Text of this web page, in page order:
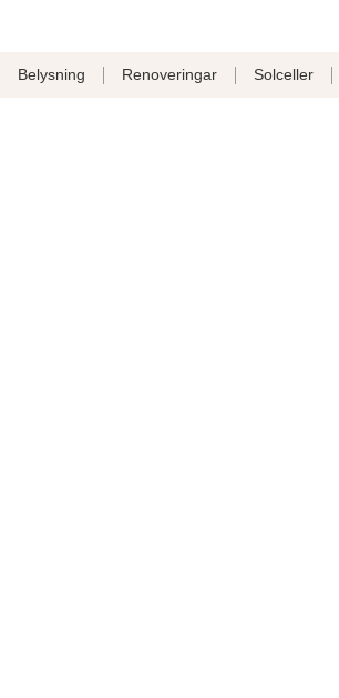
Belysning Renoveringar Solceller